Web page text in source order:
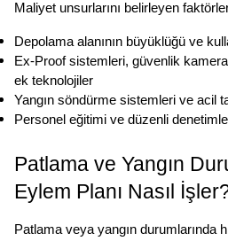
Maliyet unsurlarını belirleyen
Depolama alanının büyüklüğü ve
Ex-Proof sistemleri, güvenlik
ek teknolojiler
Yangın söndürme sistemleri ve acil
Personel eğitimi ve düzenli
Patlama ve Yangın
Eylem Planı Nasıl
Patlama veya yangın durumlarında